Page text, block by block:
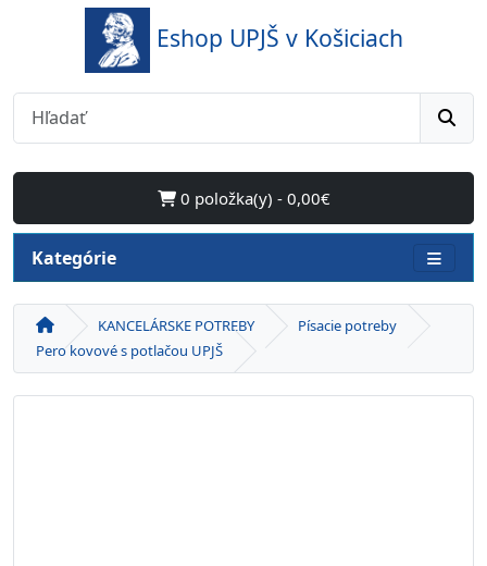
Eshop UPJŠ v Košiciach
0 položka(y) - 0,00€
Kategórie
KANCELÁRSKE POTREBY
Písacie potreby
Pero kovové s potlačou UPJŠ